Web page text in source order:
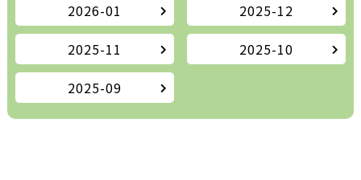
2026-01
2025-12
2025-11
2025-10
2025-09